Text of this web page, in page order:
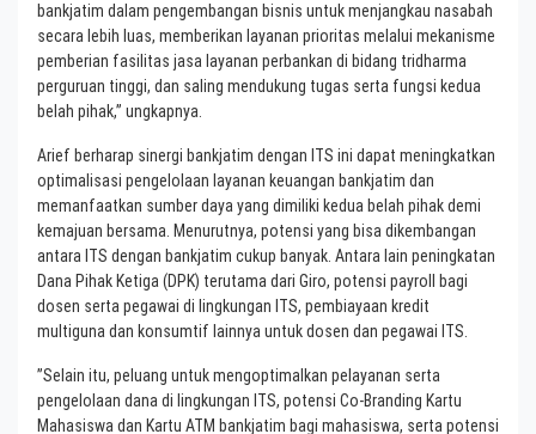
bankjatim dalam pengembangan bisnis untuk menjangkau nasabah
secara lebih luas, memberikan layanan prioritas melalui mekanisme
pemberian fasilitas jasa layanan perbankan di bidang tridharma
perguruan tinggi, dan saling mendukung tugas serta fungsi kedua
belah pihak,” ungkapnya.
Arief berharap sinergi bankjatim dengan ITS ini dapat meningkatkan
optimalisasi pengelolaan layanan keuangan bankjatim dan
memanfaatkan sumber daya yang dimiliki kedua belah pihak demi
kemajuan bersama. Menurutnya, potensi yang bisa dikembangan
antara ITS dengan bankjatim cukup banyak. Antara lain peningkatan
Dana Pihak Ketiga (DPK) terutama dari Giro, potensi payroll bagi
dosen serta pegawai di lingkungan ITS, pembiayaan kredit
multiguna dan konsumtif lainnya untuk dosen dan pegawai ITS.
”Selain itu, peluang untuk mengoptimalkan pelayanan serta
pengelolaan dana di lingkungan ITS, potensi Co-Branding Kartu
Mahasiswa dan Kartu ATM bankjatim bagi mahasiswa, serta potensi